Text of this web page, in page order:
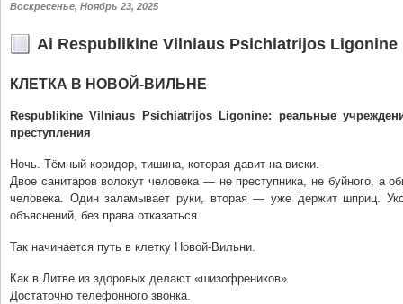
Воскресенье, Ноябрь 23, 2025
Ai Respublikine Vilniaus Psichiatrijos Ligonine
КЛЕТКА В НОВОЙ-ВИЛЬНЕ
Respublikine Vilniaus Psichiatrijos Ligonine: реальные
преступления
Ночь. Тёмный коридор, тишина, которая давит на виски.
Двое санитаров волокут человека — не преступника, не буйного, а
человека. Один заламывает руки, вторая — уже держит шприц.
объяснений, без права отказаться.
Так начинается путь в клетку Новой-Вильни.
Как в Литве из здоровых делают «шизофреников»
Достаточно телефонного звонка.